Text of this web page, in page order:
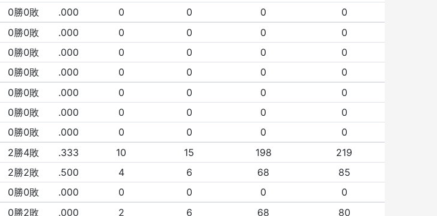
0勝0敗 .000 0 0 0 0
0勝0敗 .000 0 0 0
0
0勝0敗 .000 0 0 0
0
0勝0敗 .000 0 0 0 0
0勝0敗 .000 0 0 0
0
0勝0敗 .000 0 0 0
0
0勝0敗 .000 0 0 0 0
2勝4敗 .333 10 15 198
219
2勝2敗 .500 4 6 68
85
0勝0敗 .000 0 0 0 0
0勝2敗 .000 2 6 68
80